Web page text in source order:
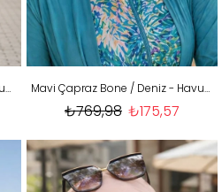
Taba Önü Bağlamalı Kimono Tunik / Likralı Ütü İstemez Kumaş Mavi Çapraz Bone / Deniz - Havuz Bonesi
₺175,57
₺769,98